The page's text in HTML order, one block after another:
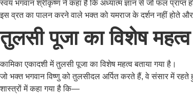
स्वयं भगवान श्रीकृष्ण ने कहा है कि अध्यात्म ज्ञान से जो फल
इस व्रत का पालन करने वाले भक्त को यमराज के दर्शन नहीं होते
तुलसी पूजा का विशेष महत्व
कामिका एकादशी में तुलसी पूजा का विशेष महत्व बताया गया है।
जो भक्त भगवान विष्णु को तुलसीदल अर्पित करते हैं, वे संसार में
शास्त्रों में कहा गया है कि—